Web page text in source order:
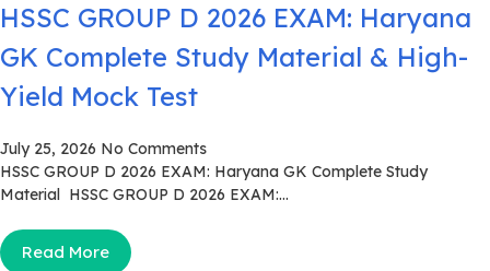
HSSC GROUP D 2026 EXAM: Haryana
GK Complete Study Material & High-
Yield Mock Test
July 25, 2026 No Comments
HSSC GROUP D 2026 EXAM: Haryana GK Complete Study
Material HSSC GROUP D 2026 EXAM:...
Read More